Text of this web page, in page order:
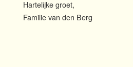
Hartelijke groet,
Familie van den Berg